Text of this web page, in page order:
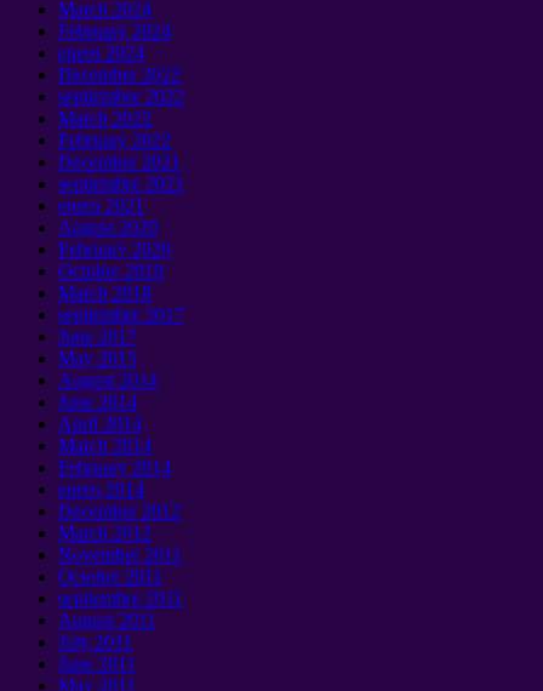
March 2024
February 2024
enero 2024
December2022
septiembre 2022
March 2022
February 2022
December2021
septiembre 2021
enero 2021
August 2020
February 2020
October2019
March 2018
septiembre 2017
June 2017
May 2015
August 2014
June 2014
April 2014
March 2014
February 2014
enero 2014
December2012
March 2012
November2011
October2011
septiembre 2011
August 2011
July 2011
June 2011
May 2011